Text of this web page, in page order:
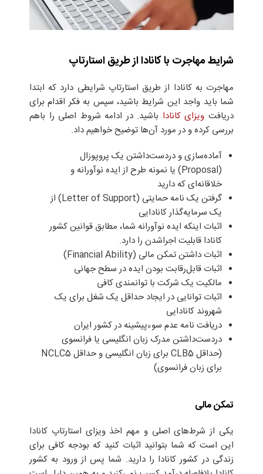
شرایط مهاجرت با کانادا از طریق استارتاپ
مهاجرت به کانادا از طریق استارتاپ شرایطی دارد که ابتدا
شما باید واجد این شرایط باشید، سپس به فکر اقدام برای
دریافت ویزای کانادا باشید. در ادامه شروط اصلی را باهم
بررسی کرده و در مورد آن‌ها توضیح خواهیم داد.
آماده‌سازی و دردست‌داشتن یک پروپوزال
(Proposal) یا نمونه طرح از ایده نوآورانه و
خلاقانه‌ای که دارید
گرفتن یک نامه حمایتی (Letter of Support) از
یک سرمایه‌گذار کانادایی
اثبات اینکه ایده نوآورانه شما، مطابق قوانین کشور
کانادا قابلیت اجراشدن را دارد.
اثبات داشتن تمکن مالی (Financial Ability)
اثبات قابل‌رقابت بودن ایده در سطح جهانی
مالکیت یک شرکت با توانمندی کافی
اثبات توانایی در ایجاد حداقل یک شغل برای یک
شهروند کانادایی
دریافت نامه عدم سوءپیشینه در کشور ایران
دردست‌داشتن مدرک زبان انگلیسی یا فرانسوی
(حداقل CLB5 برای زبان انگلیسی و حداقل NCLC5
برای زبان فرانسوی)
تمکن مالی
یکی از شرط‌های اصلی و مهم اخذ ویزای استارتاپ کانادا
این است که شما بتوانید اثبات کنید که بودجه کافی برای
زندگی در کشور کانادا را دارید. شما پس از ورود به کشور